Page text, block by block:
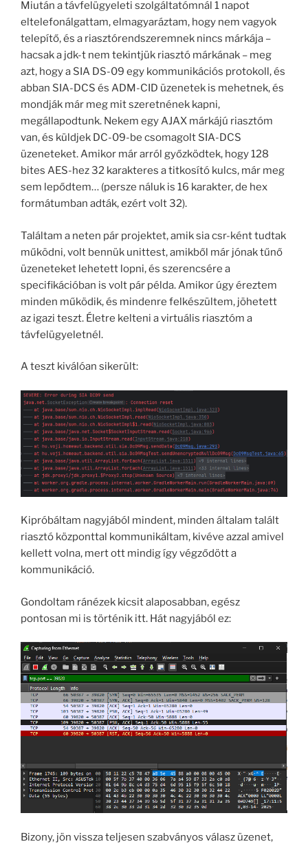
Miután a távfelügyeleti szolgáltatómnál 1 napot
eltelefonálgattam, elmagyaráztam, hogy nem vagyok
telepítő, és a riasztórendszeremnek nincs márkája –
hacsak a jdk-t nem tekintjük riasztó márkának – meg
azt, hogy a SIA DS-09 egy kommunikációs protokoll, és
abban SIA-DCS és ADM-CID üzenetek is mehetnek, és
mondják már meg mit szeretnének kapni,
megállapodtunk. Nekem egy AJAX márkájú riasztóm
van, és küldjek DC-09-be csomagolt SIA-DCS
üzeneteket. Amikor már arról győzködtek, hogy 128
bites AES-hez 32 karakteres a titkosító kulcs, már meg
sem lepődtem… (persze náluk is 16 karakter, de hex
formátumban adták, ezért volt 32).
Találtam a neten pár projektet, amik sia csr-ként tudtak
működni, volt bennük unittest, amikből már jónak tűnő
üzeneteket lehetett lopni, és szerencsére a
specifikációban is volt pár példa. Amikor úgy éreztem
minden működik, és mindenre felkészültem, jöhetett
az igazi teszt. Életre kelteni a virtuális riasztóm a
távfelügyeletnél.
A teszt kiválóan sikerült:
Kipróbáltam nagyjából mindent, minden általam talált
riasztó központtal kommunikáltam, kivéve azzal amivel
kellett volna, mert ott mindig így végződött a
kommunikáció.
Gondoltam ránézek kicsit alaposabban, egész
pontosan mi is történik itt. Hát nagyjából ez:
Bizony, jön vissza teljesen szabványos válasz üzenet,